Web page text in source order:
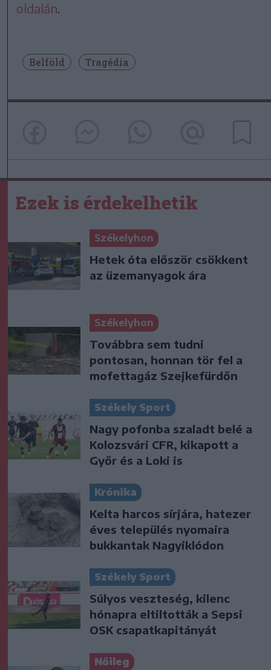
oldalán.
Belföld Tragédia
Ezek is érdekelhetik
Székelyhon
Hetek óta először csökkent
az üzemanyagok ára
Székelyhon
Továbbra sem tudni
pontosan, honnan tör fel a
mofettagáz Szejkefürdőn
Székely Sport
Nagy pofonba szaladt belé a
Kolozsvári CFR, kikapott a
Győr és a Loki is
Krónika
Kelta harcos sírjára, hatezer
éves település nyomaira
bukkantak Nagyiklódon
Székely Sport
Súlyos veszteség, kilenc
hónapra eltiltották a Sepsi
OSK csapatkapitányát
Nőileg